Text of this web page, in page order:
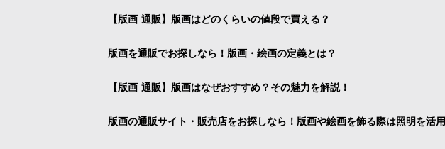
【版画 通販】版画はどのくらいの値段で買える？
版画を通販でお探しなら！版画・絵画の定義とは？
【版画 通販】版画はなぜおすすめ？その魅力を解説！
版画の通販サイト・販売店をお探しなら！版画や絵画を飾る際は照明を活用